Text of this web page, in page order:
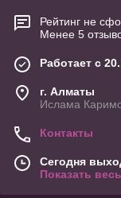
Рейтинг не
Менее 5
Работает с
г. Алматы
Ислама
Контакты
Сегодня
Показать